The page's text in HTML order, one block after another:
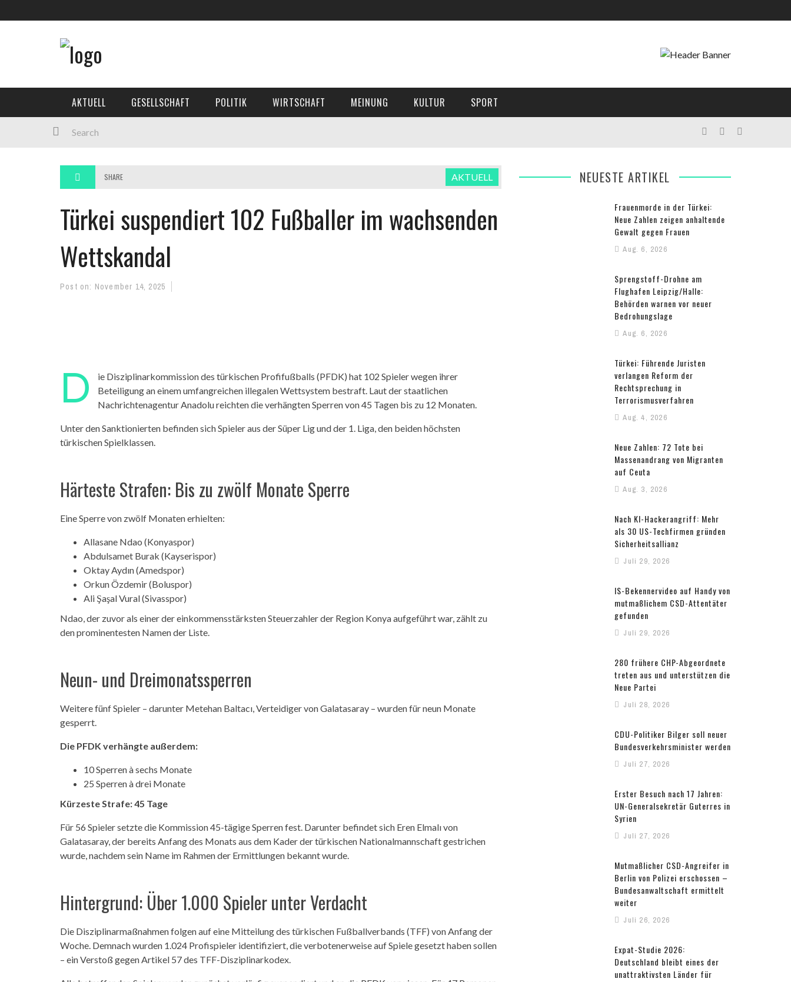
AKTUELL GESELLSCHAFT POLITIK WIRTSCHAFT MEINUNG KULTUR SPORT
SHARE AKTUELL
Türkei suspendiert 102 Fußballer im wachsenden
Wettskandal
Post on: November 14, 2025
D
ie Disziplinarkommission des türkischen Profifußballs (PFDK) hat 102 Spieler wegen ihrer
Beteiligung an einem umfangreichen illegalen Wettsystem bestraft. Laut der staatlichen
Nachrichtenagentur Anadolu reichten die verhängten Sperren von 45 Tagen bis zu 12 Monaten.
Unter den Sanktionierten befinden sich Spieler aus der Süper Lig und der 1. Liga, den beiden höchsten
türkischen Spielklassen.
Härteste Strafen: Bis zu zwölf Monate Sperre
Eine Sperre von zwölf Monaten erhielten:
Allasane Ndao (Konyaspor)
Abdulsamet Burak (Kayserispor)
Oktay Aydın (Amedspor)
Orkun Özdemir (Boluspor)
Ali Şaşal Vural (Sivasspor)
Ndao, der zuvor als einer der einkommensstärksten Steuerzahler der Region Konya aufgeführt war, zählt zu
den prominentesten Namen der Liste.
Neun- und Dreimonatssperren
Weitere fünf Spieler – darunter Metehan Baltacı, Verteidiger von Galatasaray – wurden für neun Monate
gesperrt.
Die PFDK verhängte außerdem:
10 Sperren à sechs Monate
25 Sperren à drei Monate
Kürzeste Strafe: 45 Tage
Für 56 Spieler setzte die Kommission 45-tägige Sperren fest. Darunter befindet sich Eren Elmalı von
Galatasaray, der bereits Anfang des Monats aus dem Kader der türkischen Nationalmannschaft gestrichen
wurde, nachdem sein Name im Rahmen der Ermittlungen bekannt wurde.
Hintergrund: Über 1.000 Spieler unter Verdacht
Die Disziplinarmaßnahmen folgen auf eine Mitteilung des türkischen Fußballverbands (TFF) von Anfang der
Woche. Demnach wurden 1.024 Profispieler identifiziert, die verbotenerweise auf Spiele gesetzt haben sollen
– ein Verstoß gegen Artikel 57 des TFF-Disziplinarkodex.
NEUESTE ARTIKEL
Frauenmorde in der Türkei:
Neue Zahlen zeigen anhaltende
Gewalt gegen Frauen
Aug. 6, 2026
Sprengstoff-Drohne am
Flughafen Leipzig/Halle:
Behörden warnen vor neuer
Bedrohungslage
Aug. 6, 2026
Türkei: Führende Juristen
verlangen Reform der
Rechtsprechung in
Terrorismusverfahren
Aug. 4, 2026
Neue Zahlen: 72 Tote bei
Massenandrang von Migranten
auf Ceuta
Aug. 3, 2026
Nach KI-Hackerangriff: Mehr
als 30 US-Techfirmen gründen
Sicherheitsallianz
Juli 29, 2026
IS-Bekennervideo auf Handy von
mutmaßlichem CSD-Attentäter
gefunden
Juli 29, 2026
280 frühere CHP-Abgeordnete
treten aus und unterstützen die
Neue Partei
Juli 28, 2026
CDU-Politiker Bilger soll neuer
Bundesverkehrsminister werden
Juli 27, 2026
Erster Besuch nach 17 Jahren:
UN-Generalsekretär Guterres in
Syrien
Juli 27, 2026
Mutmaßlicher CSD-Angreifer in
Berlin von Polizei erschossen –
Bundesanwaltschaft ermittelt
weiter
Juli 26, 2026
Expat-Studie 2026:
Deutschland bleibt eines der
unattraktivsten Länder für